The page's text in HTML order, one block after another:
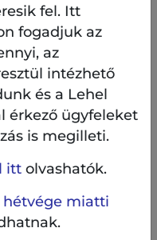
felében elkészül. A
is
így a tavaly
felújítását
nyomon.
korábban
fel. Itt
fogadjuk az
az
intézhető
és a Lehel
érkező ügyfeleket
is megilleti.
ittolvashatók.
hétvége miatti